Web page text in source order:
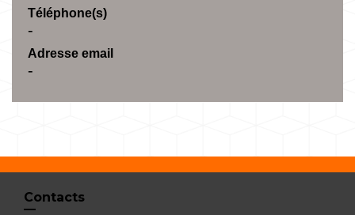
Téléphone(s)
-
Adresse email
-
Contacts